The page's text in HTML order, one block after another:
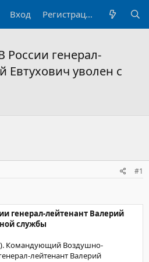
Вход Регистрация
генерал-
Евтухович уволен с
#1
генерал-лейтенант Валерий
службы
Командующий Воздушно-
лейтенант Валерий